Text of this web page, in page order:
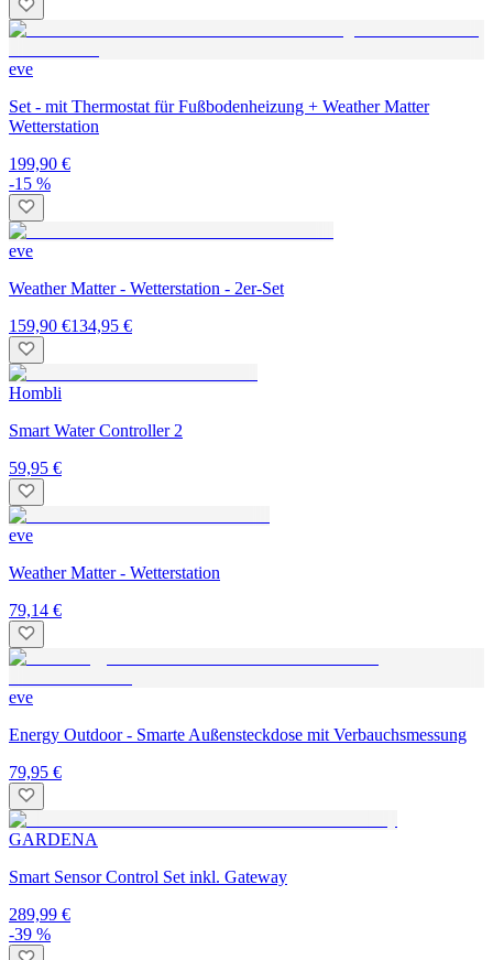
eve
Set - mit Thermostat für Fußbodenheizung + Weather Matter
Wetterstation
199,90 €
-15 %
eve
Weather Matter - Wetterstation - 2er-Set
159,90 €134,95 €
Hombli
Smart Water Controller 2
59,95 €
eve
Weather Matter - Wetterstation
79,14 €
eve
Energy Outdoor - Smarte Außensteckdose mit Verbauchsmessung
79,95 €
GARDENA
Smart Sensor Control Set inkl. Gateway
289,99 €
-39 %